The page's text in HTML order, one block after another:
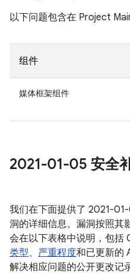
以下问题包含在 Project
组件
媒体框架组件
2021-01-05 安全
我们在下面提供了 2021-
洞的详细信息。漏洞按照其
会在以下表格中说明，包括
类型、 严重程度和已更新的
解决相应问题的公开更改记